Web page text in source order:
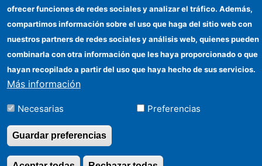
Información para proveedores
Cómo llegar
©Copyright 2026 Todos los derechos reservados
ofrecer funciones de redes sociales y analizar el tráfico. Además,
compartimos información sobre el uso que haga del sitio web con
nuestros partners de redes sociales y análisis web, quienes pueden
combinarla con otra información que les haya proporcionado o que
hayan recopilado a partir del uso que haya hecho de sus servicios.
Más información
Necesarias Preferencias
Guardar preferencias